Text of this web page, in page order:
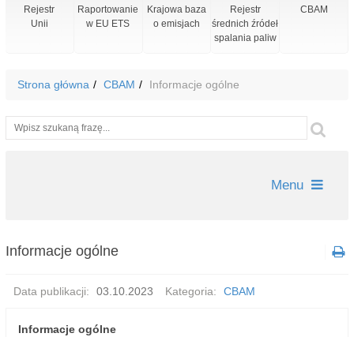
Rejestr
Unii
Raportowanie
w EU ETS
Krajowa baza
o emisjach
Rejestr
średnich źródeł
spalania paliw
CBAM
Strona główna CBAM Informacje ogólne
Wyszukiwarka
Menu
Informacje ogólne
Data publikacji: 03.10.2023 Kategoria: CBAM
Informacje ogólne